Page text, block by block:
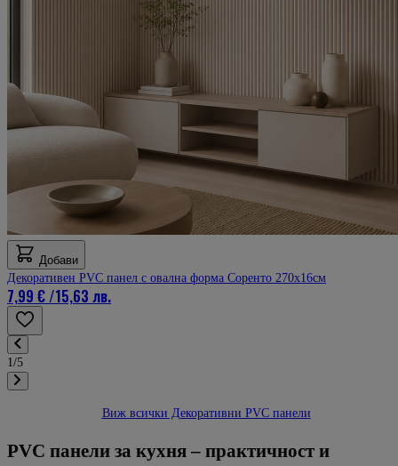
Добави
Декоративен PVC панел с овална форма Соренто 270х16см
7,99 € /15,63 лв.
1/5
Виж всички Декоративни PVC панели
PVC панели за кухня – практичност и